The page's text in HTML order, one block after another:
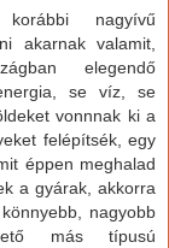
nagyívű
akarnak valamit,
elegendő
se víz, se
vonnnak ki a
felépítsék, egy
éppen meghalad
a gyárak, akkorra
nagyobb
más típusú